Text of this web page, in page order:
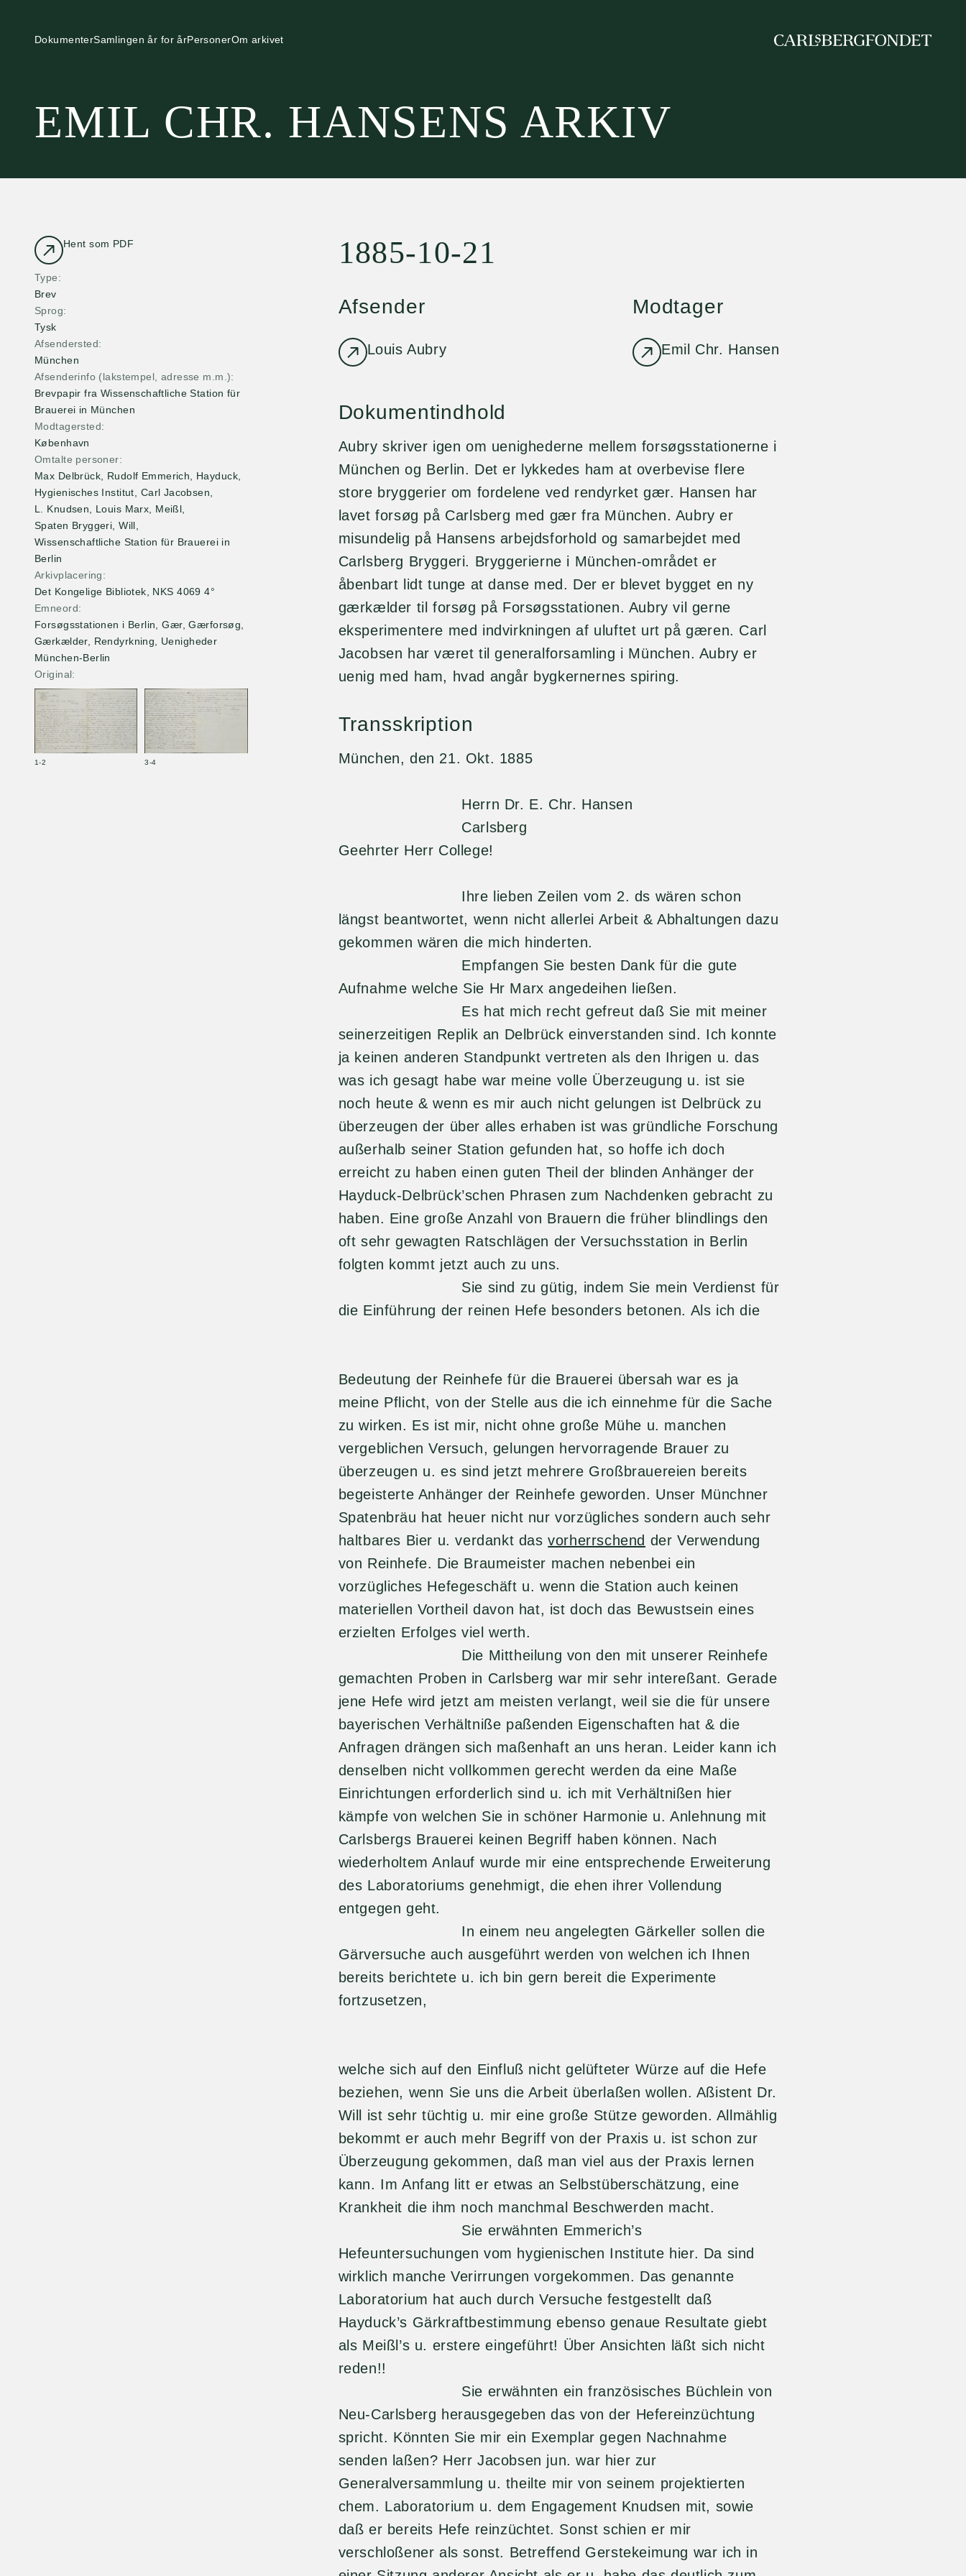
DokumenterSamlingen år for årPersonerOm arkivet
EMIL CHR. HANSENS ARKIV
Hent som PDF
Type
Brev
Sprog
Tysk
Afsendersted
München
Afsenderinfo (lakstempel, adresse m.m.)
Brevpapir fra Wissenschaftliche Station für
Brauerei in München
Modtagersted
København
Omtalte personer
Max Delbrück
Rudolf Emmerich Hayduck
Hygienisches Institut
Carl Jacobsen
L. Knudsen
Louis Marx Meißl
Spaten Bryggeri ,Will
Wissenschaftliche Station für Brauerei in
Berlin
Arkivplacering
Det Kongelige Bibliotek, NKS 4069 4°
Emneord
Forsøgsstationen i Berlin, Gær, Gærforsøg,
Gærkælder, Rendyrkning, Uenigheder
München-Berlin
Original
1885-10-21
Afsender
Louis Aubry
Modtager
Emil Chr. Hansen
Dokumentindhold
Aubry skriver igen om uenighederne mellem forsøgsstationerne i
München og Berlin. Det er lykkedes ham at overbevise flere
store bryggerier om fordelene ved rendyrket gær. Hansen har
lavet forsøg på Carlsberg med gær fra München. Aubry er
misundelig på Hansens arbejdsforhold og samarbejdet med
Carlsberg Bryggeri. Bryggerierne i München-området er
åbenbart lidt tunge at danse med. Der er blevet bygget en ny
gærkælder til forsøg på Forsøgsstationen. Aubry vil gerne
eksperimentere med indvirkningen af uluftet urt på gæren. Carl
Jacobsen har været til generalforsamling i München. Aubry er
uenig med ham, hvad angår bygkernernes spiring.
Transskription
München, den 21. Okt. 1885
Herrn Dr. E. Chr. Hansen
Carlsberg
Geehrter Herr College!
Ihre lieben Zeilen vom 2. ds wären schon
längst beantwortet, wenn nicht allerlei Arbeit & Abhaltungen dazu
gekommen wären die mich hinderten.
Empfangen Sie besten Dank für die gute
Aufnahme welche Sie Hr Marx angedeihen ließen.
Es hat mich recht gefreut daß Sie mit meiner
seinerzeitigen Replik an Delbrück einverstanden sind. Ich konnte
ja keinen anderen Standpunkt vertreten als den Ihrigen u. das
was ich gesagt habe war meine volle Überzeugung u. ist sie
noch heute & wenn es mir auch nicht gelungen ist Delbrück zu
überzeugen der über alles erhaben ist was gründliche Forschung
außerhalb seiner Station gefunden hat, so hoffe ich doch
erreicht zu haben einen guten Theil der blinden Anhänger der
Hayduck-Delbrück’schen Phrasen zum Nachdenken gebracht zu
haben. Eine große Anzahl von Brauern die früher blindlings den
oft sehr gewagten Ratschlägen der Versuchsstation in Berlin
folgten kommt jetzt auch zu uns.
Sie sind zu gütig, indem Sie mein Verdienst für
die Einführung der reinen Hefe besonders betonen. Als ich die
Bedeutung der Reinhefe für die Brauerei übersah war es ja
meine Pflicht, von der Stelle aus die ich einnehme für die Sache
zu wirken. Es ist mir, nicht ohne große Mühe u. manchen
vergeblichen Versuch, gelungen hervorragende Brauer zu
überzeugen u. es sind jetzt mehrere Großbrauereien bereits
begeisterte Anhänger der Reinhefe geworden. Unser Münchner
Spatenbräu hat heuer nicht nur vorzügliches sondern auch sehr
haltbares Bier u. verdankt dasvorherrschend der Verwendung
von Reinhefe. Die Braumeister machen nebenbei ein
vorzügliches Hefegeschäft u. wenn die Station auch keinen
materiellen Vortheil davon hat, ist doch das Bewustsein eines
erzielten Erfolges viel werth.
Die Mittheilung von den mit unserer Reinhefe
gemachten Proben in Carlsberg war mir sehr intereßant. Gerade
jene Hefe wird jetzt am meisten verlangt, weil sie die für unsere
bayerischen Verhältniße paßenden Eigenschaften hat & die
Anfragen drängen sich maßenhaft an uns heran. Leider kann ich
denselben nicht vollkommen gerecht werden da eine Maße
Einrichtungen erforderlich sind u. ich mit Verhältnißen hier
kämpfe von welchen Sie in schöner Harmonie u. Anlehnung mit
Carlsbergs Brauerei keinen Begriff haben können. Nach
wiederholtem Anlauf wurde mir eine entsprechende Erweiterung
des Laboratoriums genehmigt, die ehen ihrer Vollendung
entgegen geht.
In einem neu angelegten Gärkeller sollen die
Gärversuche auch ausgeführt werden von welchen ich Ihnen
bereits berichtete u. ich bin gern bereit die Experimente
fortzusetzen,
welche sich auf den Einfluß nicht gelüfteter Würze auf die Hefe
beziehen, wenn Sie uns die Arbeit überlaßen wollen. Aßistent Dr.
Will ist sehr tüchtig u. mir eine große Stütze geworden. Allmählig
bekommt er auch mehr Begriff von der Praxis u. ist schon zur
Überzeugung gekommen, daß man viel aus der Praxis lernen
kann. Im Anfang litt er etwas an Selbstüberschätzung, eine
Krankheit die ihm noch manchmal Beschwerden macht.
Sie erwähnten Emmerich’s
Hefeuntersuchungen vom hygienischen Institute hier. Da sind
wirklich manche Verirrungen vorgekommen. Das genannte
Laboratorium hat auch durch Versuche festgestellt daß
Hayduck’s Gärkraftbestimmung ebenso genaue Resultate giebt
als Meißl’s u. erstere eingeführt! Über Ansichten läßt sich nicht
reden!!
Sie erwähnten ein französisches Büchlein von
Neu-Carlsberg herausgegeben das von der Hefereinzüchtung
spricht. Könnten Sie mir ein Exemplar gegen Nachnahme
senden laßen? Herr Jacobsen jun. war hier zur
Generalversammlung u. theilte mir von seinem projektierten
chem. Laboratorium u. dem Engagement Knudsen mit, sowie
daß er bereits Hefe reinzüchtet. Sonst schien er mir
verschloßener als sonst. Betreffend Gerstekeimung war ich in